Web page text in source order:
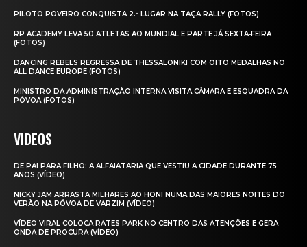
PILOTO POVEIRO CONQUISTA 2.º LUGAR NA TAÇA RALLY (FOTOS)
RP ACADEMY LEVA 50 ATLETAS AO MUNDIAL E PARTE JÁ SEXTA‑FEIRA
(FOTOS)
DANCING REBELS REGRESSA DE THESSALONIKI COM OITO MEDALHAS NO
ALL DANCE EUROPE (FOTOS)
MINISTRO DA ADMINISTRAÇÃO INTERNA VISITA CÂMARA E ESQUADRA DA
PÓVOA (FOTOS)
VIDEOS
DE PAI PARA FILHO: A ALFAIATARIA QUE VESTIU A CIDADE DURANTE 75
ANOS (VÍDEO)
NICKY JAM ARRASTA MILHARES AO HONI NUMA DAS MAIORES NOITES DO
VERÃO NA PÓVOA DE VARZIM (VÍDEO)
VÍDEO VIRAL COLOCA RATES PARK NO CENTRO DAS ATENÇÕES E GERA
ONDA DE PROCURA (VÍDEO)